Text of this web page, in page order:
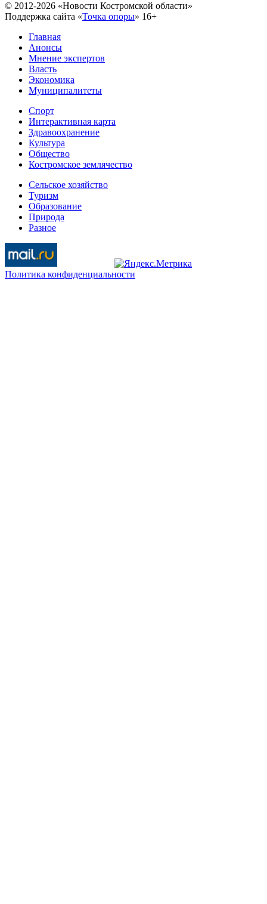
© 2012-2026 «Новости Костромской области»
Поддержка сайта «Точка опоры» 16+
Главная
Анонсы
Мнение экспертов
Власть
Экономика
Муниципалитеты
Спорт
Интерактивная карта
Здравоохранение
Культура
Общество
Костромское землячество
Сельское хозяйство
Туризм
Образование
Природа
Разное
Политика конфиденциальности